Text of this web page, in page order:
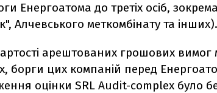
Енергоатома до третіх осіб,
Алчевського меткомбінату та інших).
арештованих грошових
борги цих компаній перед
оцінки SRL Audit-complex було